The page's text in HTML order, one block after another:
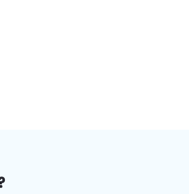
te geven, en te krijgen!